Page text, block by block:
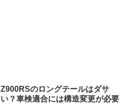
Z900RSのロングテールはダサ
い？車検適合には構造変更が必要